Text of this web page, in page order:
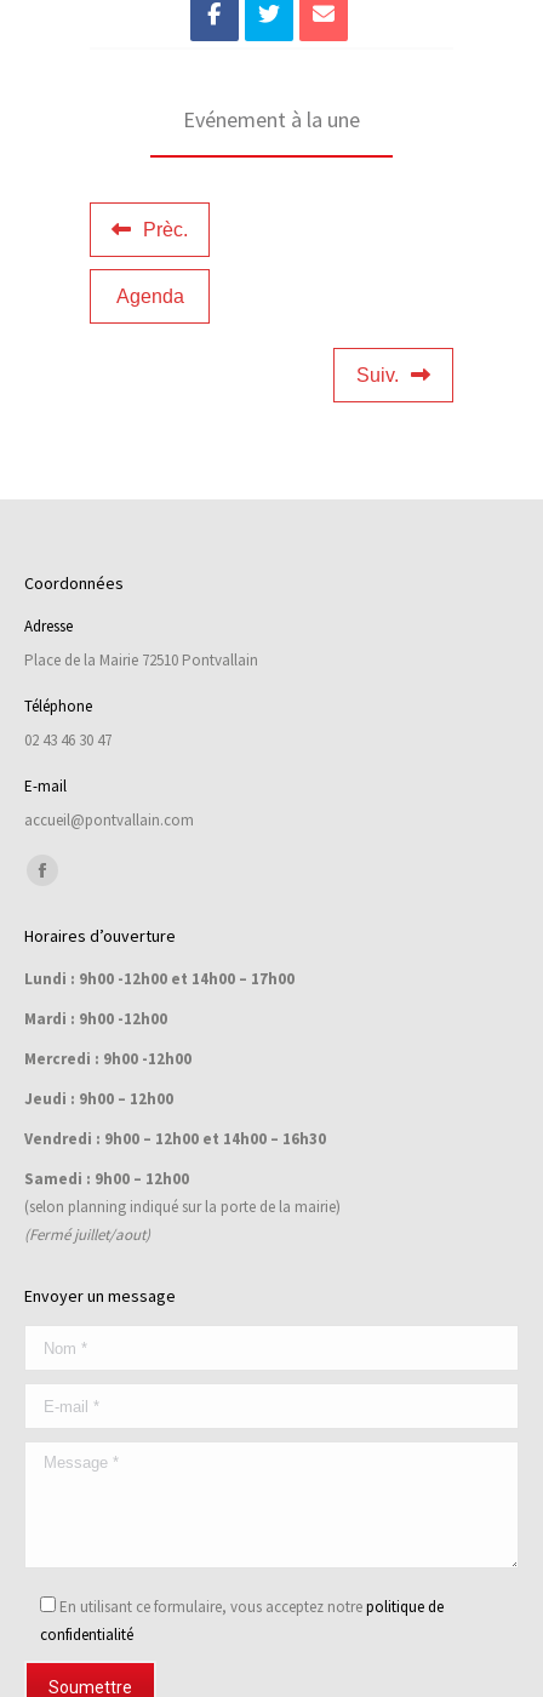
Evénement à la une
Prèc.
Agenda
Suiv.
Coordonnées
Adresse
Place de la Mairie 72510 Pontvallain
Téléphone
02 43 46 30 47
E-mail
accueil@pontvallain.com
Trouvez nous sur :
opens
in
new
Horaires d’ouverture
Lundi : 9h00 -12h00 et 14h00 – 17h00
Mardi : 9h00 -12h00
Mercredi : 9h00 -12h00
Jeudi : 9h00 – 12h00
Vendredi : 9h00 – 12h00 et 14h00 – 16h30
Samedi : 9h00 – 12h00
(selon planning indiqué sur la porte de la mairie)
(Fermé juillet/aout)
Envoyer un message
En utilisant ce formulaire, vous acceptez notrepolitique de
confidentialité